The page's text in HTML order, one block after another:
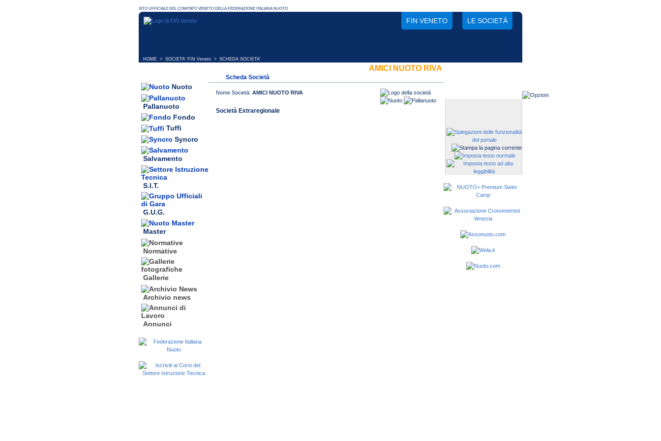
FIN VENETO LE SOCIETÀ
HOME > SOCIETA' FIN Veneto > SCHEDA SOCIETA'
Nuoto
Pallanuoto
Fondo
Tuffi
Syncro
Salvamento
S.I.T.
G.U.G.
Master
Normative
Gallerie
Archivio news
Annunci
AMICI NUOTO RIVA
Scheda Società
Nome Società: AMICI NUOTO RIVA
Società Extraregionale